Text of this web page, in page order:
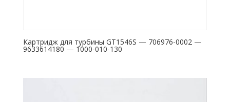
Картридж для турбины GT1546S — 706976-0002 —
9633614180 — 1000-010-130